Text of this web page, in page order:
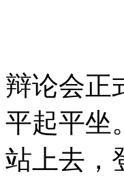
辩论会正
平起平坐
站上去，